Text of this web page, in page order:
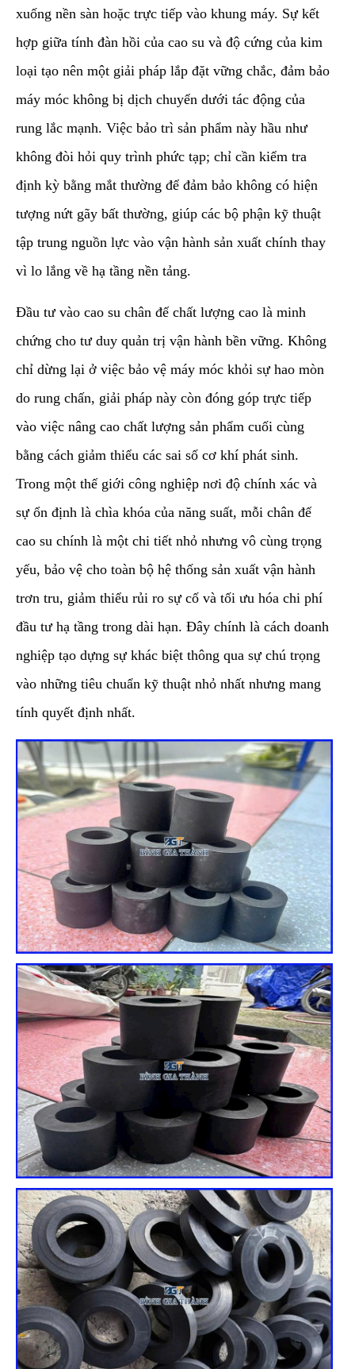
xuống nền sàn hoặc trực tiếp vào khung máy. Sự kết
hợp giữa tính đàn hồi của cao su và độ cứng của kim
loại tạo nên một giải pháp lắp đặt vững chắc, đảm bảo
máy móc không bị dịch chuyển dưới tác động của
rung lắc mạnh. Việc bảo trì sản phẩm này hầu như
không đòi hỏi quy trình phức tạp; chỉ cần kiểm tra
định kỳ bằng mắt thường để đảm bảo không có hiện
tượng nứt gãy bất thường, giúp các bộ phận kỹ thuật
tập trung nguồn lực vào vận hành sản xuất chính thay
vì lo lắng về hạ tầng nền tảng.
​Đầu tư vào cao su chân đế chất lượng cao là minh
chứng cho tư duy quản trị vận hành bền vững. Không
chỉ dừng lại ở việc bảo vệ máy móc khỏi sự hao mòn
do rung chấn, giải pháp này còn đóng góp trực tiếp
vào việc nâng cao chất lượng sản phẩm cuối cùng
bằng cách giảm thiểu các sai số cơ khí phát sinh.
Trong một thế giới công nghiệp nơi độ chính xác và
sự ổn định là chìa khóa của năng suất, mỗi chân đế
cao su chính là một chi tiết nhỏ nhưng vô cùng trọng
yếu, bảo vệ cho toàn bộ hệ thống sản xuất vận hành
trơn tru, giảm thiểu rủi ro sự cố và tối ưu hóa chi phí
đầu tư hạ tầng trong dài hạn. Đây chính là cách doanh
nghiệp tạo dựng sự khác biệt thông qua sự chú trọng
vào những tiêu chuẩn kỹ thuật nhỏ nhất nhưng mang
tính quyết định nhất.